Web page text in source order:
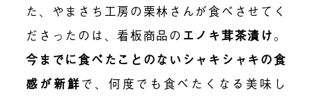
た、やまさち工房の栗林さんが食べさせてく
ださったのは、看板商品の エノキ茸茶漬け。
今までに食べたことのないシャキシャキの食
感が新鮮で、何度でも食べたくなる美味し